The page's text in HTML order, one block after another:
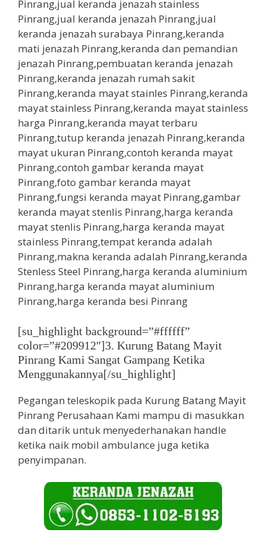
[su_highlight background=”#ffffff”
color=”#209912″]3. Kurung Batang Mayit
Pinrang Kami Sangat Gampang Ketika
Menggunakannya[/su_highlight]
Pegangan teleskopik pada Kurung Batang Mayit
Pinrang Perusahaan Kami mampu di masukkan
dan ditarik untuk menyederhanakan handle
ketika naik mobil ambulance juga ketika
penyimpanan.